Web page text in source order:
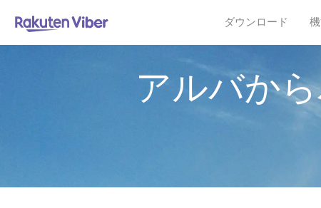
ダウンロード
アルバか